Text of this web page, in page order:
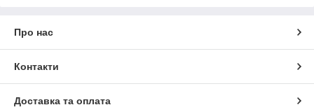
Про нас
Контакти
Доставка та оплата